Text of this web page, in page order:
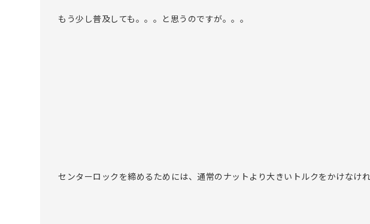
もう少し普及しても。。。と思うのですが。。。
センターロックを締めるためには、通常のナットより大きいトルクをかけなけ